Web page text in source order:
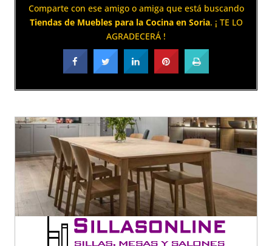
Comparte con ese amigo o amiga que está buscando
Tiendas de Muebles para la Cocina en Soria. ¡ TE LO
AGRADECERÁ !